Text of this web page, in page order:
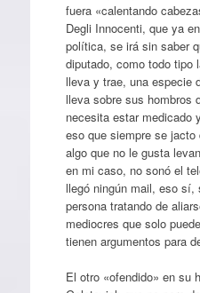
fuera «calentando
Degli Innocenti, que ya
política, se irá sin saber
diputado, como todo tipo
lleva y trae, una especie
lleva sobre sus hombros
necesita estar medicado
eso que siempre se
algo que no le gusta
en mi caso, no sonó el
llegó ningún mail, eso
persona tratando de
mediocres que solo
tienen argumentos para
El otro «ofendido» en su